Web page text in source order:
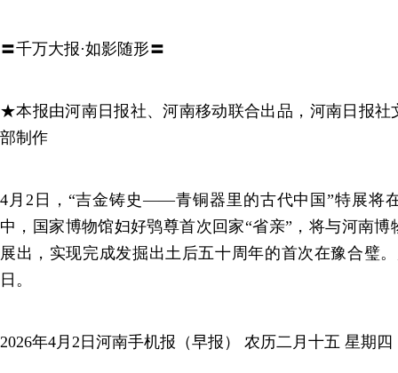
〓千万大报·如影随形〓
★本报由河南日报社、河南移动联合出品，河南日报社
部制作
4月2日，“吉金铸史——青铜器里的古代中国”特展将
中，国家博物馆妇好鸮尊首次回家“省亲”，将与河南
展出，实现完成发掘出土后五十周年的首次在豫合璧
日。
2026年4月2日河南手机报（早报） 农历二月十五 星期四